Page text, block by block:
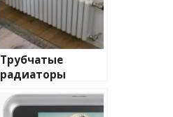
Трубчатые
радиаторы
отопления: виды
и характеристики